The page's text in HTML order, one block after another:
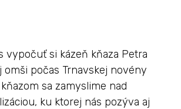
vypočuť si kázeň kňaza Petra
omši počas Trnavskej novény
sa zamyslime nad
ku ktorej nás pozýva aj